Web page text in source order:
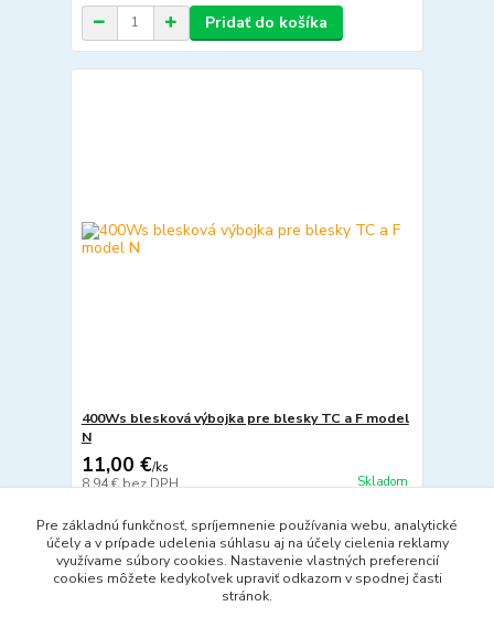
Pridať do košíka
400Ws blesková výbojka pre blesky TC a F model
N
11,00 €/ks
8,94 €bez DPH Skladom
Pridať do košíka
strana
Pre základnú funkčnosť, spríjemnenie používania webu, analytické
účely a v prípade udelenia súhlasu aj na účely cielenia reklamy
využívame súbory cookies. Nastavenie vlastných preferencií
cookies môžete kedykoľvek upraviť odkazom v spodnej časti
stránok.